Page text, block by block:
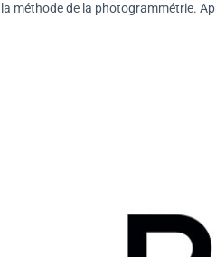
la méthode de la photogrammétrie.